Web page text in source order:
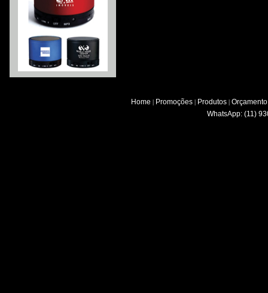
Home | Promoções | Produtos | Orçamento
WhatsApp: (11)